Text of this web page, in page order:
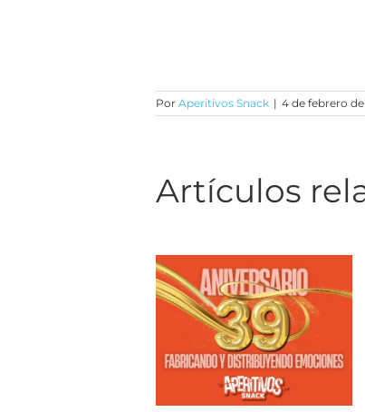
Por Aperitivos Snack | 4 de febrero
Artículos
Aperitivos Snack celebra 39
años impulsando la
industria alimentaria
canaria